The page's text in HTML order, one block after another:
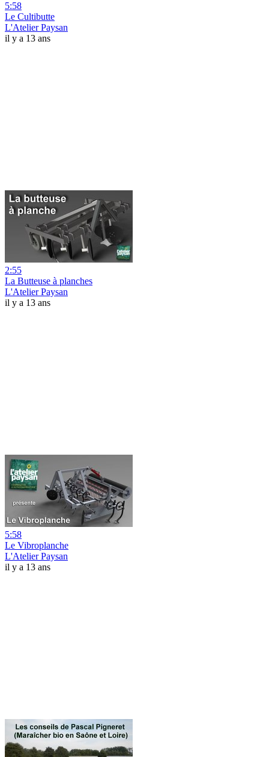
5:58
Le Cultibutte
L'Atelier Paysan
il y a 13 ans
2:55
La Butteuse à planches
L'Atelier Paysan
il y a 13 ans
5:58
Le Vibroplanche
L'Atelier Paysan
il y a 13 ans